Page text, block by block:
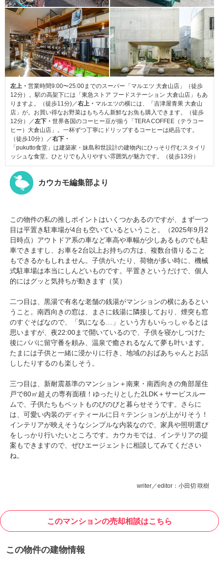
左上・ 営業時間9:00〜25:00までのスーパー「マルエツ 大倉山店」（徒歩
12分）。駅の高架下には「東急ストア フードステーション 大倉山店」もあ
りますよ。（徒歩11分)／右上・ マルエツの横には、「吉津屋青果 大倉山
店」が。お買い得なお野菜はもちろん新鮮なお魚も購入できます。（徒歩
12分）／左下・ 世界各国のコーヒー豆が揃う「TERA COFFEE（テラコー
ヒー）大倉山店」。一杯ずつ丁寧にドリップするコーヒーは絶品です。
（徒歩10分）／右下・
「pukutto食堂」は建築家・妹島和世設計の建物内にひっそり佇むスタイリ
ッシュな食堂。ひとりでも入りやすい雰囲気が魅力です。（徒歩13分）
カウカモ編集部より
この物件の私の推しポイントはいくつかあるのですが、まず一つ
目は平置き駐車場が4台も空いているということ。（2025年9月2
日時点）アウトドア系の車など車高や車幅が少しあるものでも駐
車できますし、お車を2台以上お持ちの方は、複数台借りること
もできるかもしれません。子供がいたり、荷物が多い時に、機械
式駐車場は本当にしんどいものです。平置きというだけで、個人
的にはグッと気持ちが動きます（笑）
二つ目は、黒湯で有名な老舗の銭湯がマンションの横にあるとい
うこと。南西向きの窓は、まさに銭湯に隣接しており、煙突も窓
のすぐそばなので、「気になる…」という方もいらっしゃるとは
思いますが、夜22:00まで開いているので、子供を寝かしつけた
後にパパに留守番を頼み、温泉で癒されるなんて夢も叶います。
たまには子供と一緒に浸かりに行き、地域のおばあちゃんとお話
ししたりするのも楽しそう。
三つ目は、新耐震基準のマンション＋南東・南西向きの角部屋住
戸で80㎡超えの専有面積！ゆったりとした2LDK＋サービスルー
ムで、子供たちもペットものびのびと暮らせそうです。さらに
は、可愛い内装のディティールに日々テンションが上がりそう！
インテリアが映えそうなシンプルな内装なので、家具や照明選び
をしっかり行いたいところです。カウカモでは、インテリアの提
案もできますので、ぜひエージェントに相談してみてください
ね。
writer／editor：小田切 咲樹
このマンションの売却相談はこちら
この物件の建物情報